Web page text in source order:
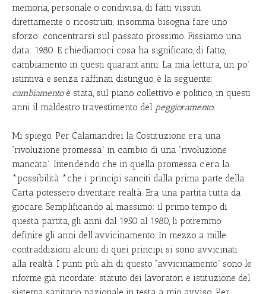
memoria, personale o condivisa, di fatti vissuti
direttamente o ricostruiti; insomma bisogna fare uno
sforzo: concentrarsi sul passato prossimo. Fissiamo una
data: 1980. E chiediamoci cosa ha significato, di fatto,
cambiamento in questi quarant’anni. La mia lettura, un po’
istintiva e senza raffinati distinguo, è la seguente:
cambiamentoè stata, sul piano collettivo e politico, in questi
anni il maldestro travestimento del peggioramento.
Mi spiego. Per Calamandrei la Costituzione era una
“rivoluzione promessa” in cambio di una “rivoluzione
mancata”. Intendendo che in quella promessa c’era la
*possibilità *che i principi sanciti dalla prima parte della
Carta potessero diventare realtà. Era una partita tutta da
giocare. Semplificando al massimo: il primo tempo di
questa partita, gli anni dal 1950 al 1980, li potremmo
definire gli anni dell’avvicinamento. In mezzo a mille
contraddizioni alcuni di quei principi si sono avvicinati
alla realtà. I punti più alti di questo “avvicinamento” sono le
riforme già ricordate: statuto dei lavoratori e istituzione del